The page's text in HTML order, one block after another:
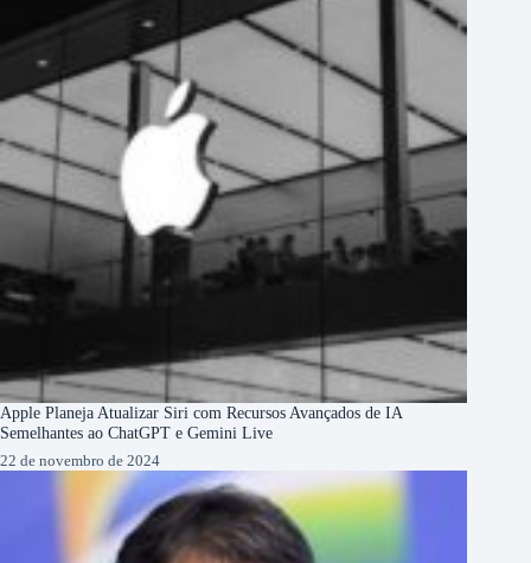
Apple Planeja Atualizar Siri com Recursos Avançados de IA
Semelhantes ao ChatGPT e Gemini Live
22 de novembro de 2024